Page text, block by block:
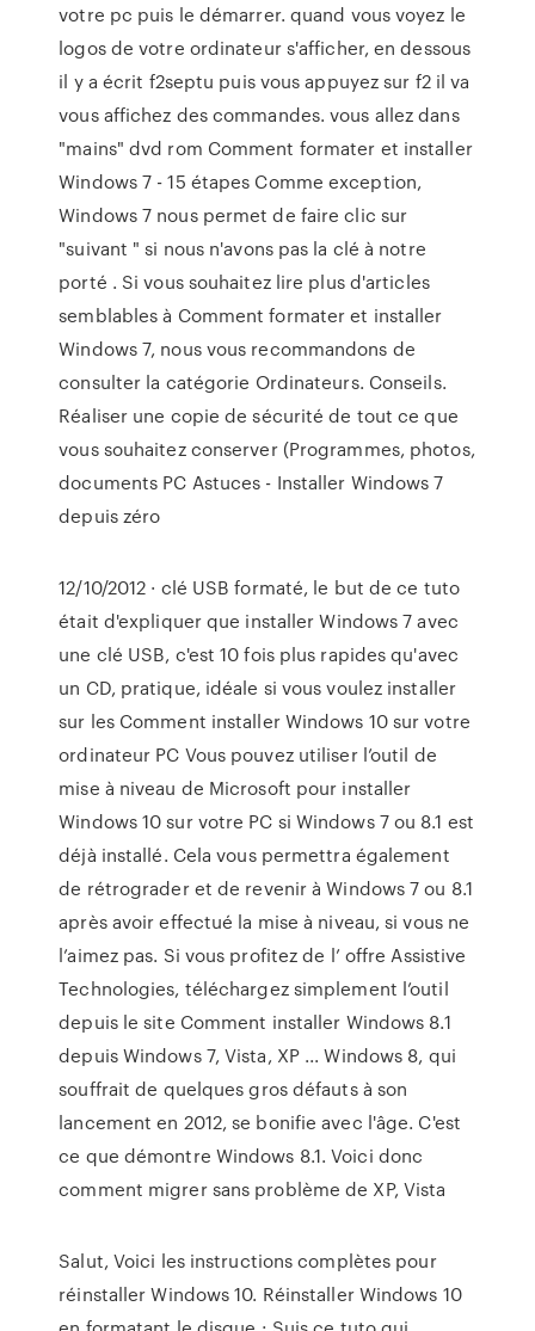
votre pc puis le démarrer. quand vous voyez le
logos de votre ordinateur s'afficher, en dessous
il y a écrit f2septu puis vous appuyez sur f2 il va
vous affichez des commandes. vous allez dans
"mains" dvd rom Comment formater et installer
Windows 7 - 15 étapes Comme exception,
Windows 7 nous permet de faire clic sur
"suivant " si nous n'avons pas la clé à notre
porté . Si vous souhaitez lire plus d'articles
semblables à Comment formater et installer
Windows 7, nous vous recommandons de
consulter la catégorie Ordinateurs. Conseils.
Réaliser une copie de sécurité de tout ce que
vous souhaitez conserver (Programmes, photos,
documents PC Astuces - Installer Windows 7
depuis zéro
12/10/2012 · clé USB formaté, le but de ce tuto
était d'expliquer que installer Windows 7 avec
une clé USB, c'est 10 fois plus rapides qu'avec
un CD, pratique, idéale si vous voulez installer
sur les Comment installer Windows 10 sur votre
ordinateur PC Vous pouvez utiliser l’outil de
mise à niveau de Microsoft pour installer
Windows 10 sur votre PC si Windows 7 ou 8.1 est
déjà installé. Cela vous permettra également
de rétrograder et de revenir à Windows 7 ou 8.1
après avoir effectué la mise à niveau, si vous ne
l’aimez pas. Si vous profitez de l’ offre Assistive
Technologies, téléchargez simplement l’outil
depuis le site Comment installer Windows 8.1
depuis Windows 7, Vista, XP ... Windows 8, qui
souffrait de quelques gros défauts à son
lancement en 2012, se bonifie avec l'âge. C'est
ce que démontre Windows 8.1. Voici donc
comment migrer sans problème de XP, Vista
Salut, Voici les instructions complètes pour
réinstaller Windows 10. Réinstaller Windows 10